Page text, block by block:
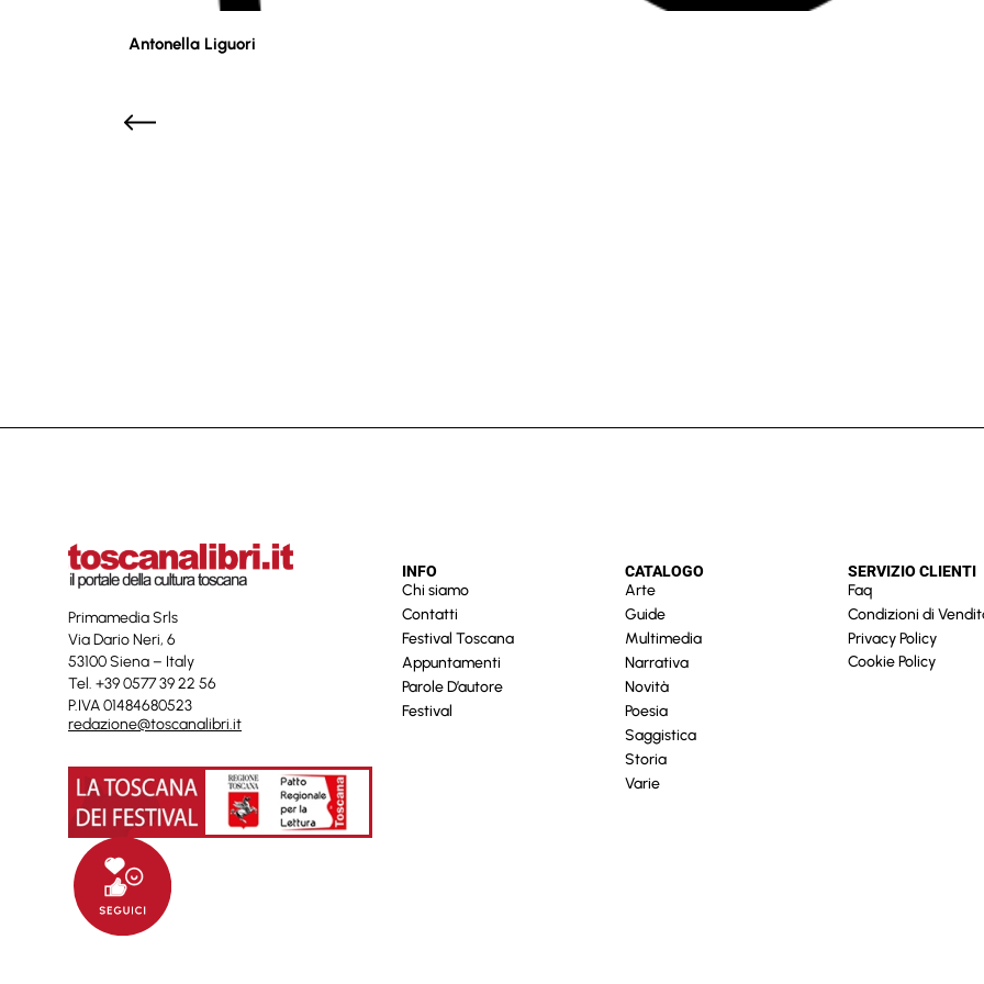
Antonella Liguori
Primamedia Srls
Via Dario Neri, 6
53100 Siena – Italy
Tel. +39 0577 39 22 56
P.IVA 01484680523
redazione@toscanalibri.it
INFO
Chi siamo
Contatti
Festival Toscana
Appuntamenti
Parole D’autore
Festival
CATALOGO
Arte
Guide
Multimedia
Narrativa
Novità
Poesia
Saggistica
Storia
Varie
SERVIZIO CLIENTI
Faq
Condizioni di
Privacy Policy
Cookie Policy